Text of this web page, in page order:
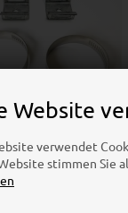
Website
verwendet
stimmen Sie